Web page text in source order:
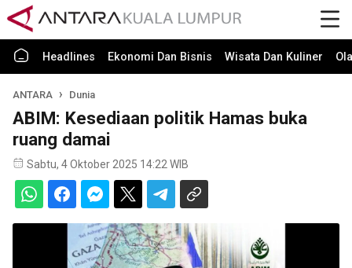
Headlines Ekonomi Dan Bisnis Wisata Dan Kuliner
ANTARA Dunia
ABIM: Kesediaan politik Hamas buka
ruang damai
Sabtu, 4 Oktober 2025 14:22 WIB